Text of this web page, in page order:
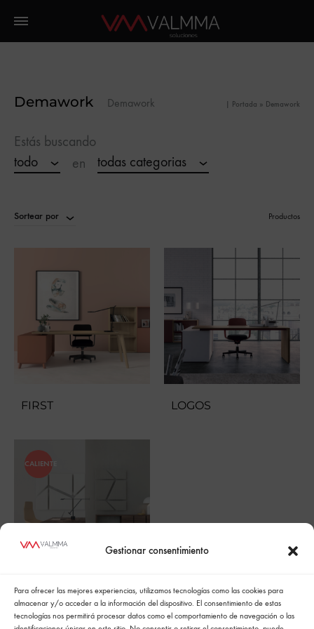
Gestionar consentimiento
Para ofrecer las mejores experiencias, utilizamos tecnologías como las cookies para
almacenar y/o acceder a la información del dispositivo. El consentimiento de estas
tecnologías nos permitirá procesar datos como el comportamiento de navegación o las
Demawork Demawork | Portada » Demawork
Estás buscando
todo
en todas categorias
Sortear por Productos
FIRST LOGOS
CALIENTE
NEXTA